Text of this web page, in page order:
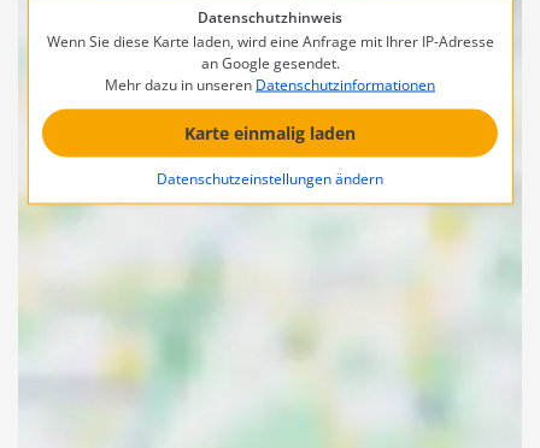
Datenschutzhinweis
Wenn Sie diese Karte laden, wird eine Anfrage mit Ihrer IP-Adresse
an Google gesendet.
Mehr dazu in unseren Datenschutzinformationen
Karte einmalig laden
Datenschutzeinstellungen ändern